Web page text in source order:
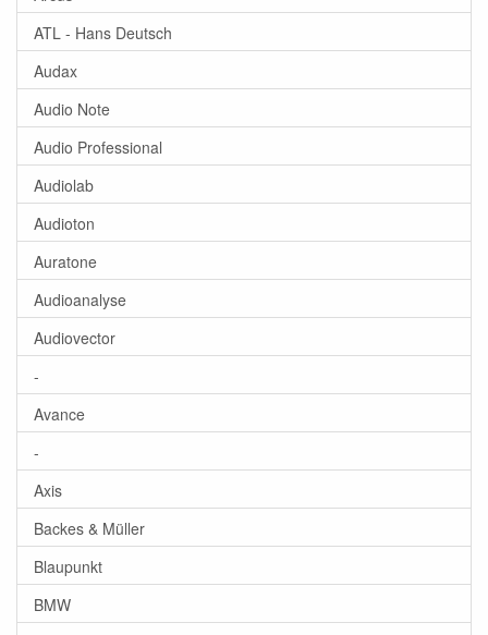
ATL - Hans Deutsch
Audax
Audio Note
Audio Professional
Audiolab
Audioton
Auratone
Audioanalyse
Audiovector
-
Avance
-
Axis
Backes & Müller
Blaupunkt
BMW